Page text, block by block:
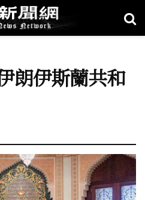
朗伊斯蘭共和